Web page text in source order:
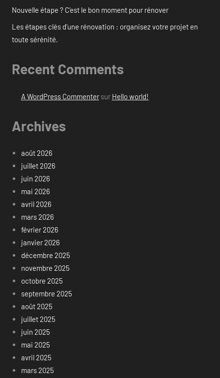
Nouvelle étape ? C’est le bon moment pour rénover
Les étapes clés d’une rénovation : organisez votre projet en
toute sérénité.
Recent Comments
A WordPress Commentersur Hello world!
Archives
août 2026
juillet 2026
juin 2026
mai 2026
avril 2026
mars 2026
février 2026
janvier 2026
décembre 2025
novembre 2025
octobre 2025
septembre 2025
août 2025
juillet 2025
juin 2025
mai 2025
avril 2025
mars 2025